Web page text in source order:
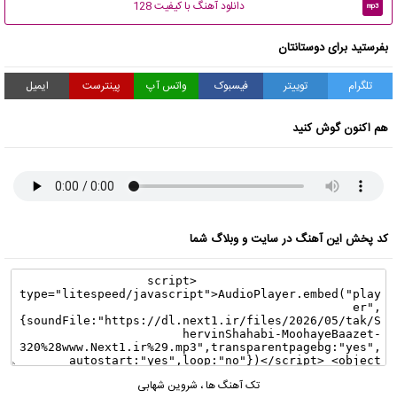
mp3 دانلود آهنگ با کیفیت 128
بفرستید برای دوستانتان
تلگرام توییتر فیسبوک واتس آپ پینترست ایمیل
هم اکنون گوش کنید
کد پخش این آهنگ در سایت و وبلاگ شما
تک آهنگ ها، شروین شهابی